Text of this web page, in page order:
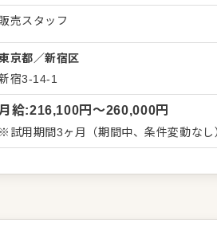
いただいたり、改善要求などのご意見
しながら、よりよいお店づくりを心が
迎です。 【具体的には…】 ・商品の陳列、POP作成 ・商品説明やご提案 ・レジ会計、商
お渡し ・清掃、開店閉店業務 など 入社後はスキルに合わせた業務からお任せしますので、
々に仕事の幅を広げていきましょう。
心してスタートできる環境です。 ゆ
販売スタッフ
京都／新宿区
宿3-14-1
月給:216,100円〜260,000円
※試用期間3ヶ月（期間中、条件変動な